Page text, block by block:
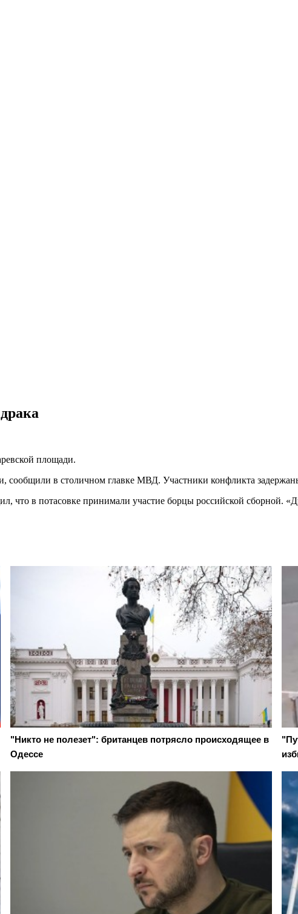
площади.
сообщили в столичном главке МВД. Участники конфликта
что в потасовке принимали участие борцы российской сборной.
"Никто не полезет": британцев потрясло происходящее в
Одессе